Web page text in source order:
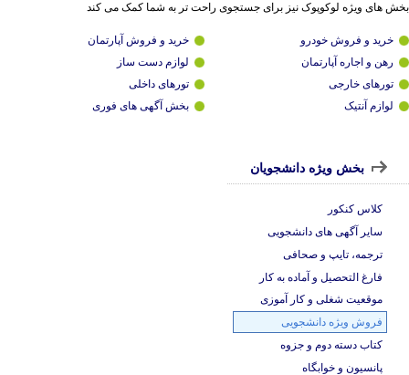
بخش های ویژه لوکوپوک نیز برای جستجوی راحت تر به شما کمک می کند
خرید و فروش خودرو
خرید و فروش آپارتمان
رهن و اجاره آپارتمان
لوازم دست ساز
تورهای خارجی
تورهای داخلی
لوازم آنتیک
بخش آگهی های فوری
بخش ویژه دانشجویان
کلاس کنکور
سایر آگهی های دانشجویی
ترجمه، تایپ و صحافی
فارغ التحصیل و آماده به کار
موقعیت شغلی و کار آموزی
فروش ویژه دانشجویی
کتاب دسته دوم و جزوه
پانسیون و خوابگاه